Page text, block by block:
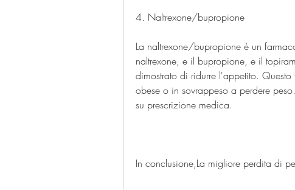
4. Naltrexone/bupropione
La naltrexone/bupropione è un
naltrexone, e il bupropione, e il
dimostrato di ridurre l'appetito.
obese o in sovrappeso a perdere
su prescrizione medica.
In conclusione,La migliore perdita di